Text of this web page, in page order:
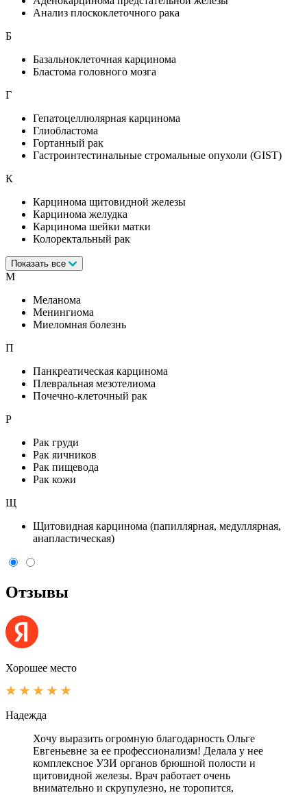
Анализ плоскоклеточного рака
Б
Базальноклеточная карцинома
Бластома головного мозга
Г
Гепатоцеллюлярная карцинома
Глиобластома
Гортанный рак
Гастроинтестинальные стромальные опухоли (GIST)
К
Карцинома щитовидной железы
Карцинома желудка
Карцинома шейки матки
Колоректальный рак
Показать все
М
Меланома
Менингиома
Миеломная болезнь
П
Панкреатическая карцинома
Плевральная мезотелиома
Почечно-клеточный рак
Р
Рак груди
Рак яичников
Рак пищевода
Рак кожи
Щ
Щитовидная карцинома (папиллярная, медуллярная,
анапластическая)
Отзывы
Хорошее место
Надежда
Хочу выразить огромную благодарность Ольге
Евгеньевне за ее профессионализм! Делала у нее
комплексное УЗИ органов брюшной полости и
щитовидной железы. Врач работает очень
внимательно и скрупулезно, не торопится,